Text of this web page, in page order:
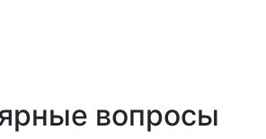
вопросы